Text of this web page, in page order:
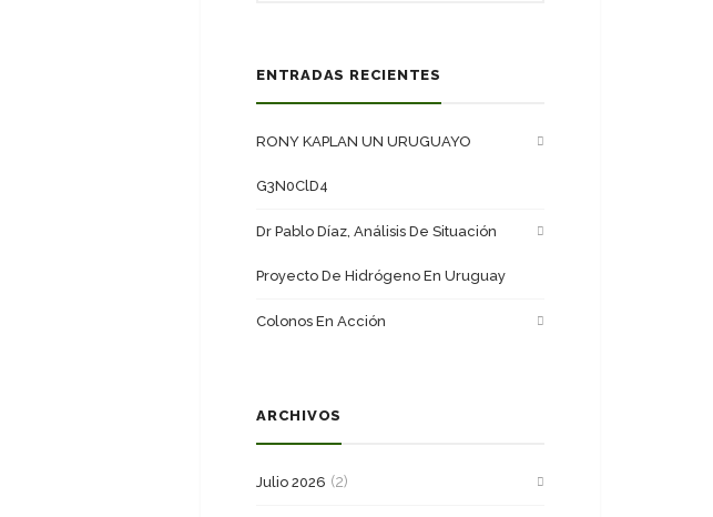
ENTRADAS RECIENTES
RONY KAPLAN UN URUGUAYO
G3N0ClD4
Dr Pablo Díaz, Análisis De Situación
Proyecto De Hidrógeno En Uruguay
Colonos En Acción
ARCHIVOS
Julio 2026 (2)